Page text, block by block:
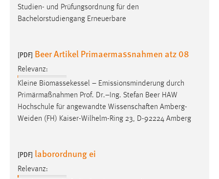
Studien- und Prüfungsordnung für den
Bachelorstudiengang Erneuerbare
[PDF] Beer Artikel Primaermassnahmen atz 08
Relevanz:
Kleine Biomassekessel – Emissionsminderung durch
Primärmaßnahmen Prof. Dr.–Ing. Stefan Beer HAW
Hochschule für angewandte Wissenschaften Amberg-
Weiden (FH) Kaiser-Wilhelm-Ring 23, D-92224 Amberg
[PDF] laborordnung ei
Relevanz: